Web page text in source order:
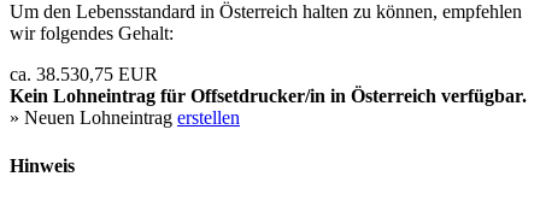
Um den Lebensstandard in Österreich halten zu können, empfehlen
wir folgendes Gehalt:
ca. 38.530,75 EUR
Kein Lohneintrag für Offsetdrucker/in in Österreich verfügbar.
» Neuen Lohneintrag erstellen
Hinweis